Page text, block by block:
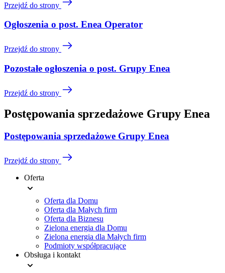
Przejdź do strony
Ogłoszenia o post. Enea Operator
Przejdź do strony
Pozostałe ogłoszenia o post. Grupy Enea
Przejdź do strony
Postępowania sprzedażowe Grupy Enea
Postępowania sprzedażowe Grupy Enea
Przejdź do strony
Menu
Oferta
Oferta dla Domu
Oferta dla Małych firm
Oferta dla Biznesu
Zielona energia dla Domu
Zielona energia dla Małych firm
Podmioty współpracujące
Obsługa i kontakt